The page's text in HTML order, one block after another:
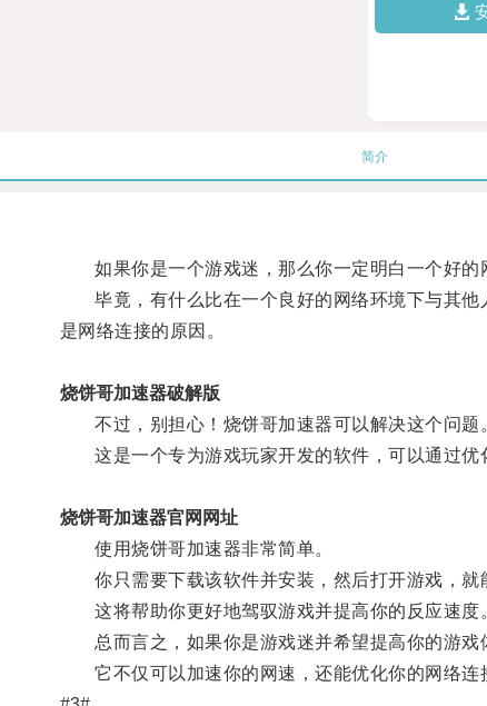
简介
如果你是一个游戏迷，那么你一定明白一个好的
毕竟，有什么比在一个良好的网络环境下与其他
是网络连接的原因。
烧饼哥加速器破解版
不过，别担心！烧饼哥加速器可以解决这个问题
这是一个专为游戏玩家开发的软件，可以通过优
烧饼哥加速器官网网址
使用烧饼哥加速器非常简单。
你只需要下载该软件并安装，然后打开游戏，就
这将帮助你更好地驾驭游戏并提高你的反应速度
总而言之，如果你是游戏迷并希望提高你的游戏
它不仅可以加速你的网速，还能优化你的网络连